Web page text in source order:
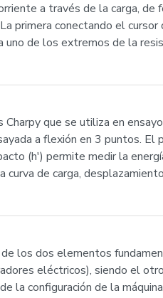
a través de la carga, de
primera conectando el
de los extremos de la
que se utiliza en
a flexión en 3 puntos.
(h') permite medir la
de carga,
los dos elementos
eléctricos), siendo el
la configuración de la